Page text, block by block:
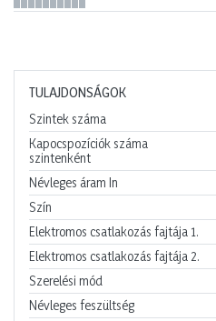
TULAJDONSÁGOK
Szintek száma
Kapocspozíciók száma
szintenként
Névleges áram In
Szín
Elektromos csatlakozás fajtája 1.
Elektromos csatlakozás fajtája 2.
Szerelési mód
Névleges feszültség